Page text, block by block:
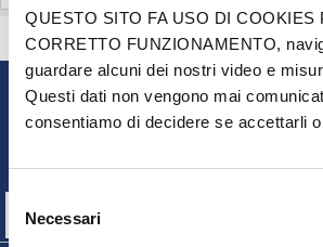
QUESTO SITO FA USO DI COOKIES
CORRETTO FUNZIONAMENTO,
guardare alcuni dei nostri video e
Questi dati non vengono mai
consentiamo di decidere se accettarli
Selezione
delNecessari
HAI DELLE DOMANDE? BISOGNO DI AIUTO?
NEWSLETTER
le nostre offerte promozionali e le